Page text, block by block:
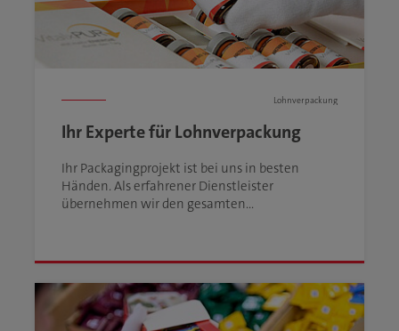
Lohnverpackung
Ihr Experte für Lohnverpackung
Ihr Packagingprojekt ist bei uns in besten
Händen. Als erfahrener Dienstleister
übernehmen wir den gesamten
über die Konfektionierung bis zur Auslieferung.